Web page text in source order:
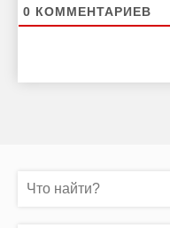
0 КОММЕНТАРИЕВ